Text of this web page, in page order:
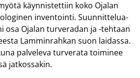
käyn­nis­tet­tiin koko Oja­lan
in­ven­toin­ti. Suun­nit­te­lua­
osa Oja­lan tur­ve­ra­dan ja -​tehtaan
Lam­min­rah­kan suon lai­das­sa.
pal­ve­le­va tur­ve­ra­ta toi­mi­nee
jat­kos­sa­kin.